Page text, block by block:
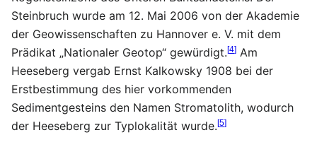
Steinbruch wurde am 12. Mai 2006 von der Akademie
der Geowissenschaften zu Hannover e. V. mit dem
Prädikat „Nationaler Geotop“ gewürdigt.[4] Am
Heeseberg vergab Ernst Kalkowsky 1908 bei der
Erstbestimmung des hier vorkommenden
Sedimentgesteins den Namen Stromatolith, wodurch
der Heeseberg zur Typlokalität wurde.[5]